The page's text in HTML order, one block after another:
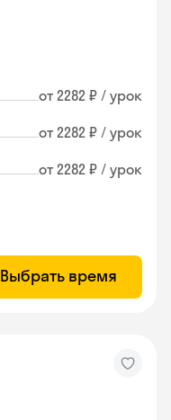
от 2282 ₽ / урок
от 2282 ₽ / урок
от 2282 ₽ / урок
Выбрать время